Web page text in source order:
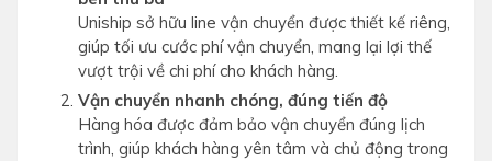
Uniship sở hữu line vận chuyển được thiết kế riêng,
giúp tối ưu cước phí vận chuyển, mang lại lợi thế
vượt trội về chi phí cho khách hàng.
Vận chuyển nhanh chóng, đúng tiến độ
Hàng hóa được đảm bảo vận chuyển đúng lịch
trình, giúp khách hàng yên tâm và chủ động trong